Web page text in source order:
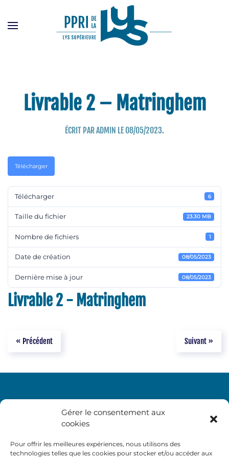
Gérer le consentement aux
cookies
Pour offrir les meilleures expériences, nous utilisons des
technologies telles que les cookies pour stocker et/ou accéder aux
Livrable 2 – Matringhem
ÉCRIT PARADMIN LE08/05/2023.
Télécharger
Télécharger 6
Taille du fichier 23.30 MB
Nombre de fichiers 1
Date de création 08/05/2023
Dernière mise à jour 08/05/2023
Livrable 2 - Matringhem
« Précédent Suivant »